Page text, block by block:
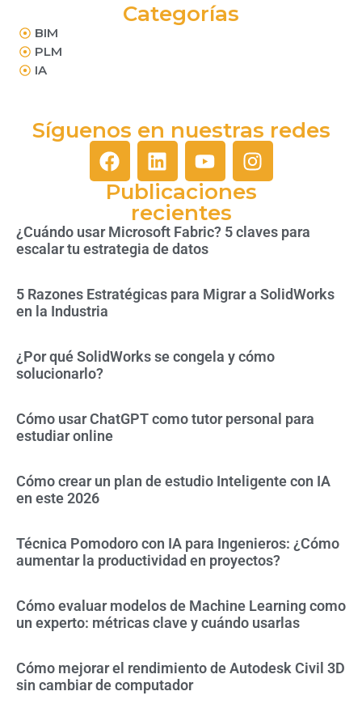
Categorías
BIM
PLM
IA
Síguenos en nuestras redes
Publicaciones
recientes
¿Cuándo usar Microsoft Fabric? 5 claves para
escalar tu estrategia de datos
5 Razones Estratégicas para Migrar a SolidWorks
en la Industria
¿Por qué SolidWorks se congela y cómo
solucionarlo?
Cómo usar ChatGPT como tutor personal para
estudiar online
Cómo crear un plan de estudio Inteligente con IA
en este 2026
Técnica Pomodoro con IA para Ingenieros: ¿Cómo
aumentar la productividad en proyectos?
Cómo evaluar modelos de Machine Learning como
un experto: métricas clave y cuándo usarlas
Cómo mejorar el rendimiento de Autodesk Civil 3D
sin cambiar de computador